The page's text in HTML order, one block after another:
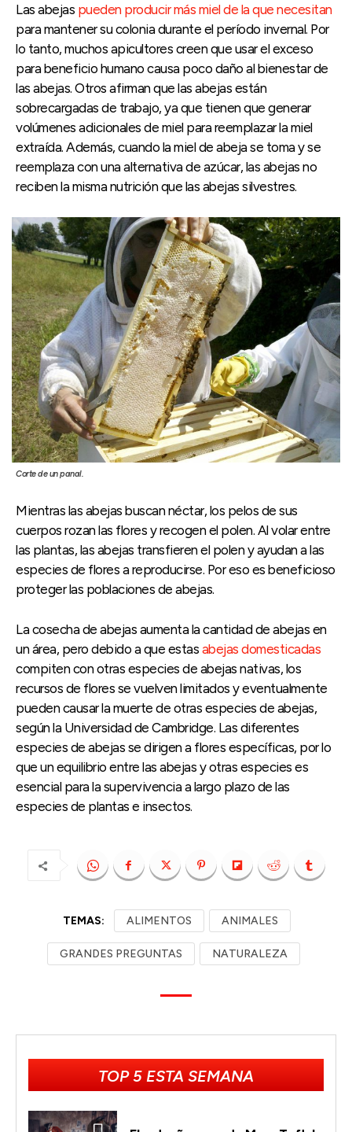
Las abejas pueden producir más miel de la que necesitan
para mantener su colonia durante el período invernal. Por
lo tanto, muchos apicultores creen que usar el exceso
para beneficio humano causa poco daño al bienestar de
las abejas. Otros afirman que las abejas están
sobrecargadas de trabajo, ya que tienen que generar
volúmenes adicionales de miel para reemplazar la miel
extraída. Además, cuando la miel de abeja se toma y se
reemplaza con una alternativa de azúcar, las abejas no
reciben la misma nutrición que las abejas silvestres.
Corte de un panal.
Mientras las abejas buscan néctar, los pelos de sus
cuerpos rozan las flores y recogen el polen. Al volar entre
las plantas, las abejas transfieren el polen y ayudan a las
especies de flores a reproducirse. Por eso es beneficioso
proteger las poblaciones de abejas.
La cosecha de abejas aumenta la cantidad de abejas en
un área, pero debido a que estas abejas domesticadas
compiten con otras especies de abejas nativas, los
recursos de flores se vuelven limitados y eventualmente
pueden causar la muerte de otras especies de abejas,
según la Universidad de Cambridge. Las diferentes
especies de abejas se dirigen a flores específicas, por lo
que un equilibrio entre las abejas y otras especies es
esencial para la supervivencia a largo plazo de las
especies de plantas e insectos.
TEMAS: ALIMENTOS ANIMALES
GRANDES PREGUNTAS NATURALEZA
TOP 5 ESTA SEMANA